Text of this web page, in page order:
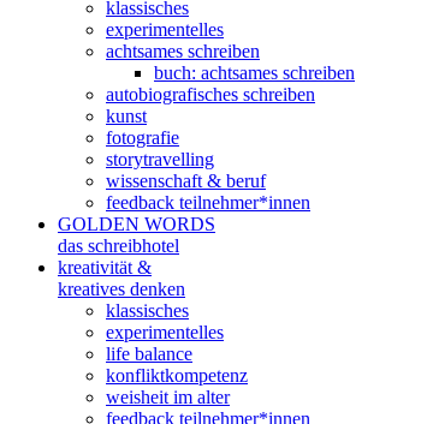
klassisches
experimentelles
achtsames schreiben
buch: achtsames schreiben
autobiografisches schreiben
kunst
fotografie
storytravelling
wissenschaft & beruf
feedback teilnehmer*innen
GOLDEN WORDS
das schreibhotel
kreativität &
kreatives denken
klassisches
experimentelles
life balance
konfliktkompetenz
weisheit im alter
feedback teilnehmer*innen